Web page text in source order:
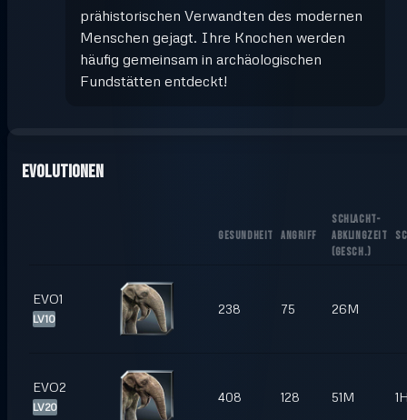
prähistorischen Verwandten des modernen
Menschen gejagt. Ihre Knochen werden
häufig gemeinsam in archäologischen
Fundstätten entdeckt!
Evolutionen
GESUNDHEIT ANGRIFF
SCHLACHT-
ABKLINGZEIT
(GESCH.)
EVO1
LV10
238 75 26M
EVO2
LV20
408 128 51M